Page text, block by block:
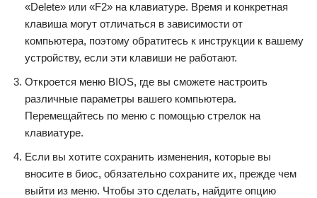
«Delete» или «F2» на клавиатуре. Время и конкретная
клавиша могут отличаться в зависимости от
компьютера, поэтому обратитесь к инструкции к вашему
устройству, если эти клавиши не работают.
Откроется меню BIOS, где вы сможете настроить
различные параметры вашего компьютера.
Перемещайтесь по меню с помощью стрелок на
клавиатуре.
Если вы хотите сохранить изменения, которые вы
вносите в биос, обязательно сохраните их, прежде чем
выйти из меню. Чтобы это сделать, найдите опцию